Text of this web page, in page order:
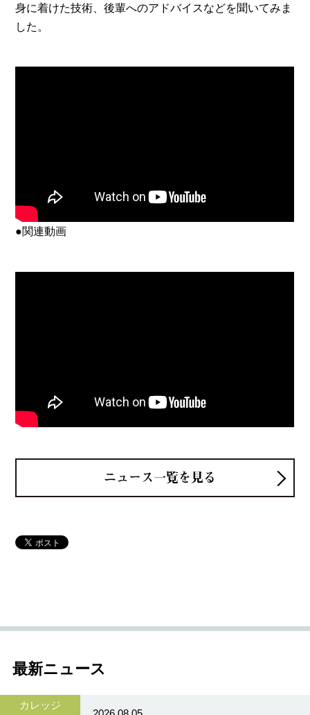
身に着けた技術、後輩へのアドバイスなどを聞いてみま
した。
●関連動画
ニュース一覧を見る
最新ニュース
カレッジ